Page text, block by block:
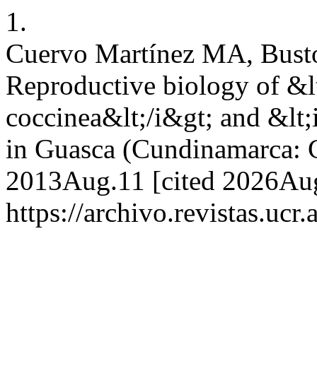
1.
Cuervo Martínez MA,
Reproductive biology of
coccinea&lt;/i&gt; and
in Guasca
2013Aug.11 [cited
https://